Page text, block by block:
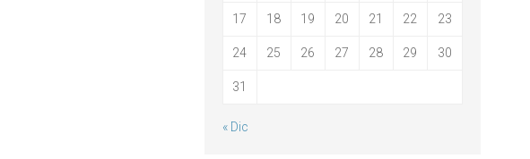
17 18 19 20 21 22 23
24 25 26 27 28 29 30
31
« Dic